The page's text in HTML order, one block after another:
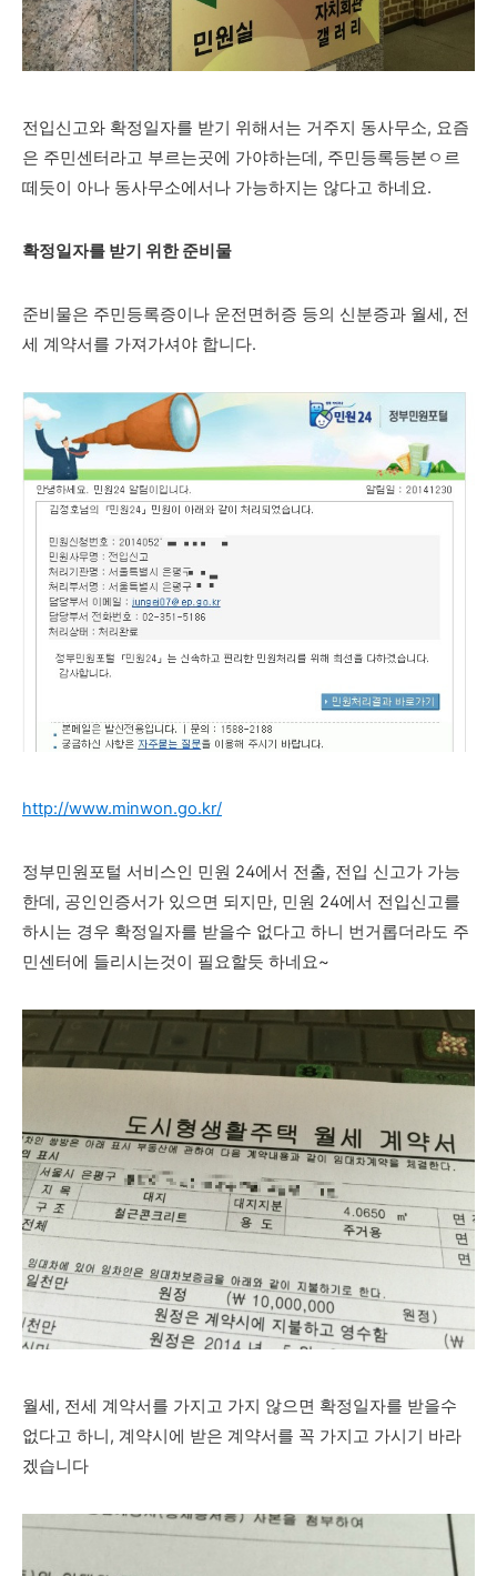
전입신고와 확정일자를 받기 위해서는 거주지 동사무소, 요즘
은 주민센터라고 부르는곳에 가야하는데, 주민등록등본ㅇ르
떼듯이 아나 동사무소에서나 가능하지는 않다고 하네요.
확정일자를 받기 위한 준비물
준비물은 주민등록증이나 운전면허증 등의 신분증과 월세, 전
세 계약서를 가져가셔야 합니다.
http://www.minwon.go.kr/
정부민원포털 서비스인 민원 24에서 전출, 전입 신고가 가능
한데, 공인인증서가 있으면 되지만, 민원 24에서 전입신고를
하시는 경우 확정일자를 받을수 없다고 하니 번거롭더라도 주
민센터에 들리시는것이 필요할듯 하네요~
월세, 전세 계약서를 가지고 가지 않으면 확정일자를 받을수
없다고 하니, 계약시에 받은 계약서를 꼭 가지고 가시기 바라
겠습니다